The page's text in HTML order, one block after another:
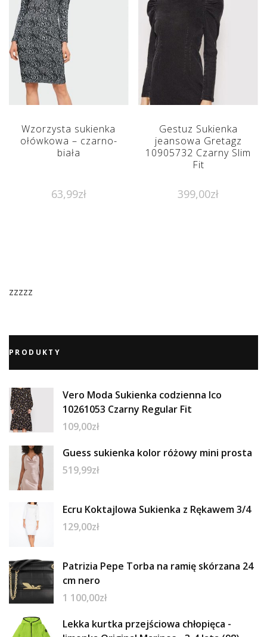
Wzorzysta sukienka
ołówkowa – czarno-
biała
63,99zł
Gestuz Sukienka
jeansowa Gretagz
10905732 Czarny Slim
Fit
399,00zł
zzzzz
PRODUKTY
Vero Moda Sukienka codzienna Ico
10261053 Czarny Regular Fit
109,00zł
Guess sukienka kolor różowy mini prosta
519,99zł
Ecru Koktajlowa Sukienka z Rękawem 3/4
129,00zł
Patrizia Pepe Torba na ramię skórzana 24
cm nero
1 100,00zł
Lekka kurtka przejściowa chłopięca -